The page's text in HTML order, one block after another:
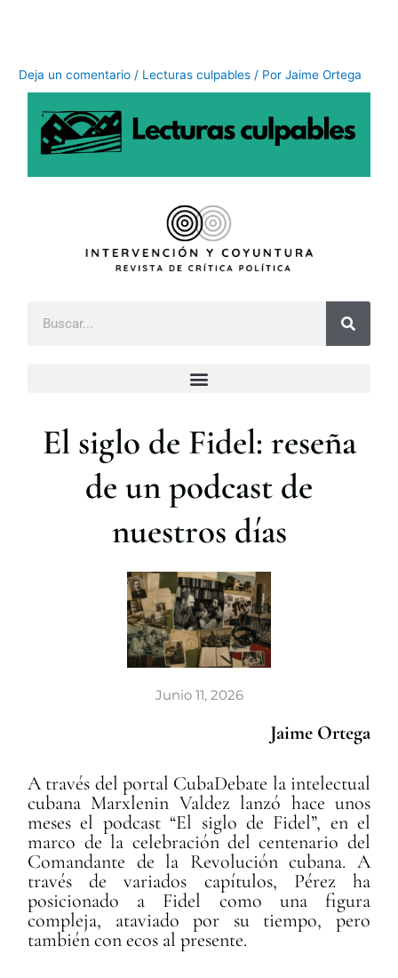
Deja un comentario / Lecturas culpables / PorJaime Ortega
El siglo de Fidel: reseña
de un podcast de
nuestros días
Junio 11, 2026
Jaime Ortega
A través del portal CubaDebate la intelectual
cubana Marxlenin Valdez lanzó hace unos
meses el podcast “El siglo de Fidel”, en el
marco de la celebración del centenario del
Comandante de la Revolución cubana. A
través de variados capítulos, Pérez ha
posicionado a Fidel como una figura
compleja, ataviado por su tiempo, pero
también con ecos al presente.